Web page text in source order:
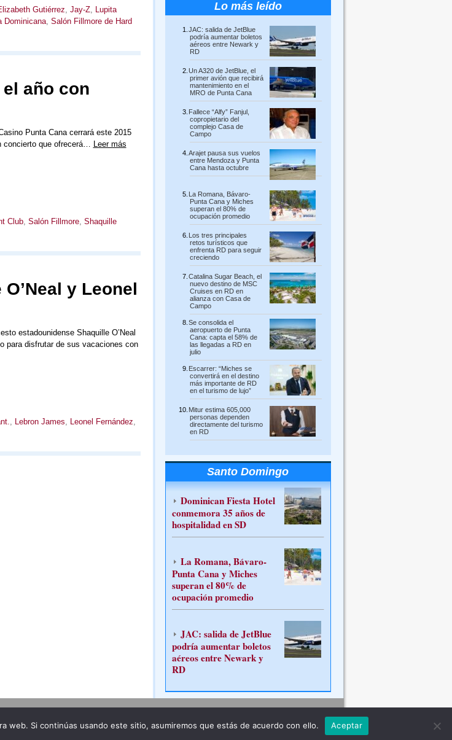
Gutiérrez, Jay-Z, Lupita
Dominicana, Salón Fillmore de Hard
año con
Punta Cana cerrará este 2015
concierto que ofrecerá… Leer más
Club, Salón Fillmore, Shaquille
y Leonel
estadounidense Shaquille O’Neal
para disfrutar de sus vacaciones con
, Lebron James, Leonel Fernández,
Lo más leído
JAC: salida de JetBlue
podría aumentar boletos
aéreos entre Newark y
RD
Un A320 de JetBlue, el
primer avión que recibirá
mantenimiento en el
MRO de Punta Cana
Fallece “Alfy” Fanjul,
copropietario del
complejo Casa de
Campo
Arajet pausa sus vuelos
entre Mendoza y Punta
Cana hasta octubre
La Romana, Bávaro-
Punta Cana y Miches
superan el 80% de
ocupación promedio
Los tres principales
retos turísticos que
enfrenta RD para seguir
creciendo
Catalina Sugar Beach, el
nuevo destino de MSC
Cruises en RD en
alianza con Casa de
Campo
Se consolida el
aeropuerto de Punta
Cana: capta el 58% de
las llegadas a RD en
julio
Escarrer: “Miches se
convertirá en el destino
más importante de RD
en el turismo de lujo”
Mitur estima 605,000
personas dependen
directamente del turismo
en RD
Santo Domingo
Dominican Fiesta Hotel
conmemora 35 años de
hospitalidad en SD
La Romana, Bávaro-
Punta Cana y Miches
superan el 80% de
ocupación promedio
JAC: salida de JetBlue
podría aumentar boletos
aéreos entre Newark y
RD
web. Si continúas usando este sitio, asumiremos que estás de acuerdo con ello. Aceptar